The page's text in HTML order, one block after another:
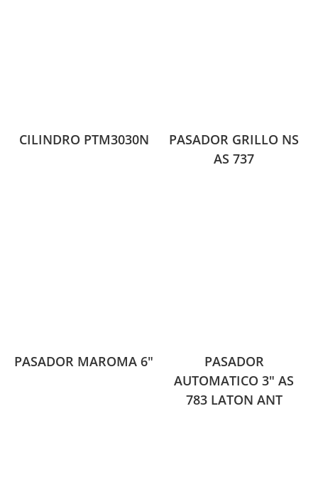
CILINDRO PTM3030N
PASADOR GRILLO NS
AS 737
PASADOR MAROMA 6″
PASADOR
AUTOMATICO 3″ AS
783 LATON ANT